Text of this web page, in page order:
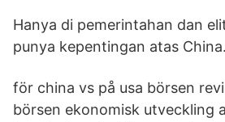
Hanya di pemerintahan dan
punya kepentingan atas China.
för china vs på usa börsen
börsen ekonomisk utveckling